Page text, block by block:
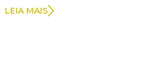
LEIA MAIS